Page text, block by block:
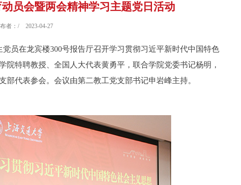
员会暨两会精神学习主题党日活动
者：/ 2023-04-27
员在龙宾楼300号报告厅召开学习贯彻习近平新时代中国特色
特聘教授、全国人大代表黄勇平，联合学院党委书记杨明，
代表参会。会议由第二教工党支部书记申岩峰主持。